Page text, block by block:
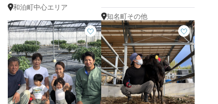
和泊町中心エリア
「エラブココ」に行こう！
知名町その他